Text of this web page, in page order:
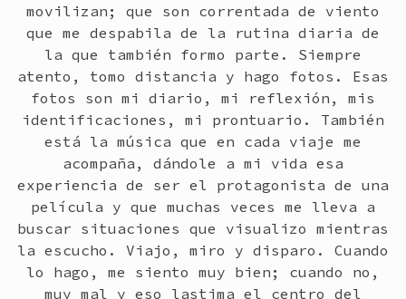
movilizan; que son correntada de viento
que me despabila de la rutina diaria de
la que también formo parte. Siempre
atento, tomo distancia y hago fotos. Esas
fotos son mi diario, mi reflexión, mis
identificaciones, mi prontuario. También
está la música que en cada viaje me
acompaña, dándole a mi vida esa
experiencia de ser el protagonista de una
película y que muchas veces me lleva a
buscar situaciones que visualizo mientras
la escucho. Viajo, miro y disparo. Cuando
lo hago, me siento muy bien; cuando no,
muy mal y eso lastima el centro del